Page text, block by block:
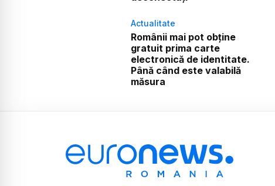
Actualitate
Românii mai pot obține
gratuit prima carte
electronică de identitate.
Până când este valabilă
măsura